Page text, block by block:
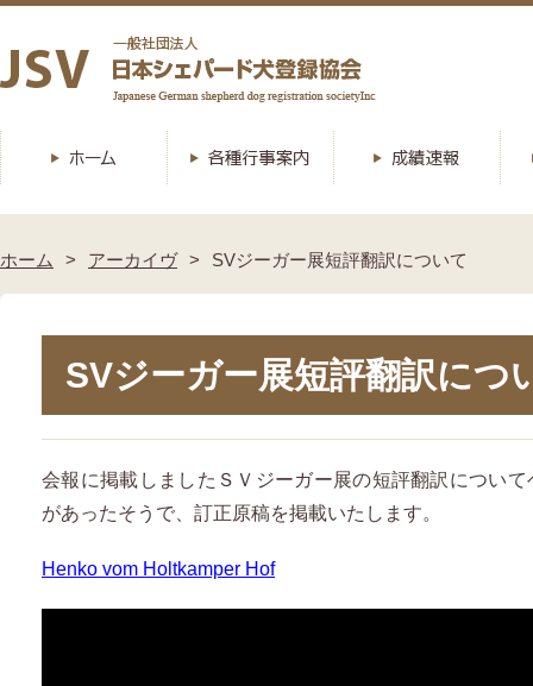
ホーム アーカイヴ SVジーガー展短評翻訳について
SVジーガー展短評翻訳につ
会報に掲載しましたＳＶジーガー展の短評翻訳につい
があったそうで、訂正原稿を掲載いたします。
Henko vom Holtkamper Hof